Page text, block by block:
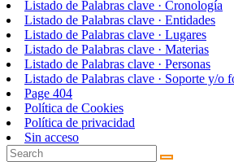
Listado de Palabras clave · Cronología
Listado de Palabras clave · Entidades
Listado de Palabras clave · Lugares
Listado de Palabras clave · Materias
Listado de Palabras clave · Personas
Listado de Palabras clave · Soporte y/o
Page 404
Política de Cookies
Política de privacidad
Sin acceso